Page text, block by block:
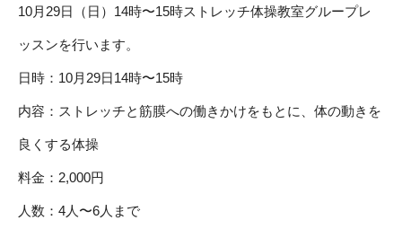
10月29日（日）14時〜15時ストレッチ体操教室グループレ
ッスンを行います。
日時：10月29日14時〜15時
内容：ストレッチと筋膜への働きかけをもとに、体の動きを
良くする体操
料金：2,000円
人数：4人〜6人まで